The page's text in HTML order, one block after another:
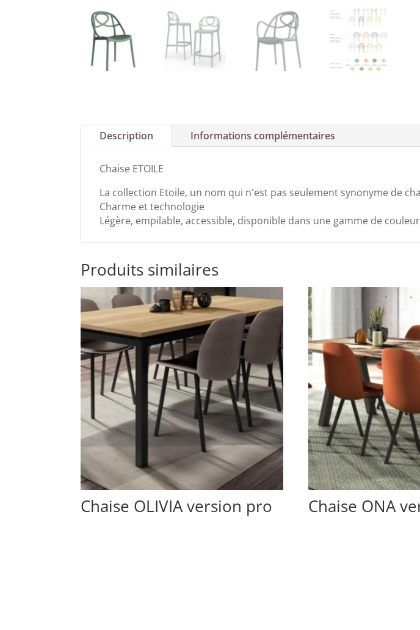
Description Informations complémentaires
Chaise ETOILE
La collection Etoile, un nom qui n'est pas seulement synonyme de
Charme et technologie
Légère, empilable, accessible, disponible dans une gamme de
Produits similaires
Chaise OLIVIA version pro Chaise ONA